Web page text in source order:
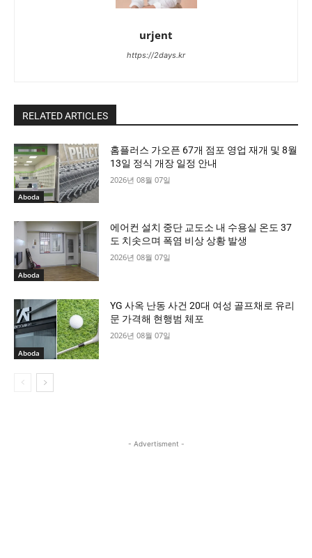
urjent
https://2days.kr
RELATED ARTICLES
Aboda
홈플러스 가오픈 67개 점포 영업 재개 및 8월
13일 정식 개장 일정 안내
2026년 08월 07일
Aboda
에어컨 설치 중단 교도소 내 수용실 온도 37
도 치솟으며 폭염 비상 상황 발생
2026년 08월 07일
Aboda
YG 사옥 난동 사건 20대 여성 골프채로 유리
문 가격해 현행범 체포
2026년 08월 07일
- Advertisment -